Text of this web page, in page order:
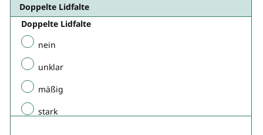
Doppelte Lidfalte​
Doppelte Lidfalte​
nein
unklar
mäßig
stark